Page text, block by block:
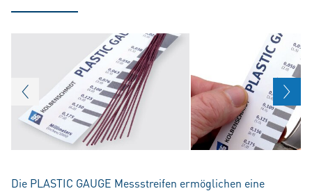
Die PLASTIC GAUGE Messstreifen ermöglichen eine